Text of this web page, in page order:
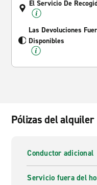
El Servicio De
Las Devoluciones
Disponibles
Pólizas del alquiler
Conductor adicional
Servicio fuera del